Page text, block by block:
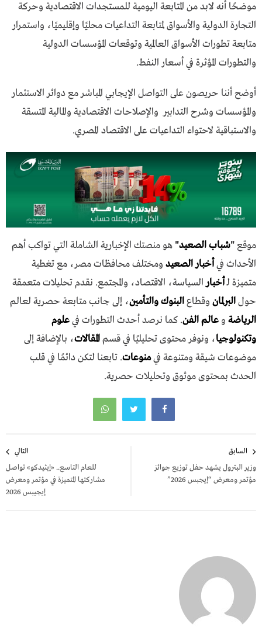
موضحًا أنه لابد من المتابعة اليومية للمستجدات الاقتصادية وحركة
التجارة الدولية والأسواق لمتابعة التداعيات محليًا وإقليميًا، واستمرار
متابعة تطورات الأسواق العالمية وتوقعات المؤسسات الدولية
والتطورات المؤثرة في أسعار النفط.
أوضح أننا حريصون على التواصل الإيجابي المباشر مع دوائر الاستثمار
والمؤسسات وشرح التدابير والإصلاحات الاقتصادية والمالية المتسقة
والاستباقية لاحتواء التداعيات على الاقتصاد المصري.
موقع"شباب الصعيد" هو منصتك الإخبارية الشاملة التي تواكب أهم
الأحداث فيأخبار الصعيد ومختلف محافظات مصر، مع تغطية
متميزة لـأخبارالسياسة، الاقتصاد، والمجتمع. نقدم تحليلات متعمقة
حولالبرلمان وقطاعالبنوك والتأمين، إلى جانب متابعة حصرية لعالم
الرياضة و عالم الفن. كما نرصد أحدث التطورات فيعلوم
وتكنولوجيا، ونوفر محتوى تحليليًا في قسمالمقالات، بالإضافة إلى
موضوعات شيقة ومتنوعة فيمنوعات. تابعنا لتكن دائمًا في قلب
الحدث بمحتوى موثوق وتحليلات حصرية.
المقالات
السابق
وزير البترول يشهد حفل توزيع جوائز
مؤتمر ومعرض “إيجبس 2026”
التالي
للعام التاسع.. «إيثيدكو» تواصل
مشاركتها المتميزة في مؤتمر ومعرض
إيجيبس 2026